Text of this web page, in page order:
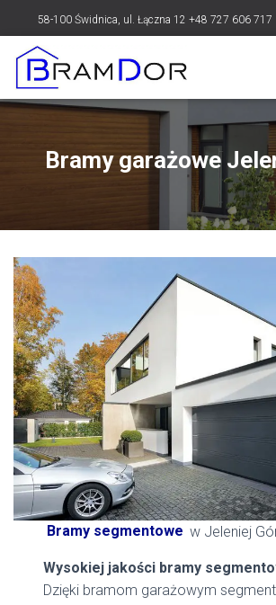
58-100 Świdnica, ul. Łączna 12 +48 727 606 717
Bramy garażowe
Bramy segmentowe w Jeleniej
Wysokiej jakości bramy
Dzięki bramom garażowym